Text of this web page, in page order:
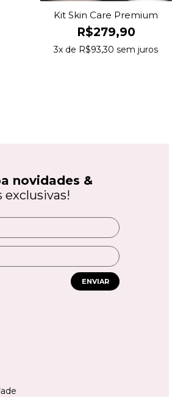
Kit Skin Care Premium
R$279,90
3x de R$93,30 sem juros
novidades &
exclusivas!
ENVIAR